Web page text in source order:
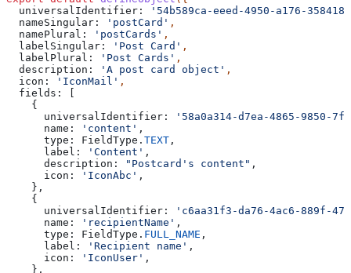
  universalIdentifier:
'54b589ca-eeed-4950-a176-
  nameSingular:
'postCard' ,
  namePlural:
'postCards' ,
  labelSingular:
'Post Card' ,
  labelPlural:
'Post Cards' ,
  description:
'A post card object' ,
  icon:
'IconMail' ,
  fields:
[
    {
      universalIdentifier:
'58a0a314-d7ea-4865-9850-
      name:
'content' ,
      type:
FieldType . TEXT ,
      label:
'Content' ,
      description:
"Postcard's content" ,
      icon:
'IconAbc' ,
    },
    {
      universalIdentifier:
'c6aa31f3-da76-4ac6-889f-
      name:
'recipientName' ,
      type:
FieldType . FULL_NAME ,
      label:
'Recipient name' ,
      icon:
'IconUser' ,
    },